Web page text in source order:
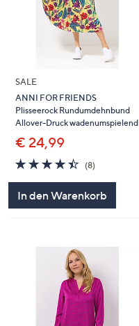
SALE
ANNI FOR FRIENDS
Plisseerock Rundumdehnbund
Allover-Druck wadenumspielend
€ 24,99
4.4
von
(8)8
In den Warenkorb